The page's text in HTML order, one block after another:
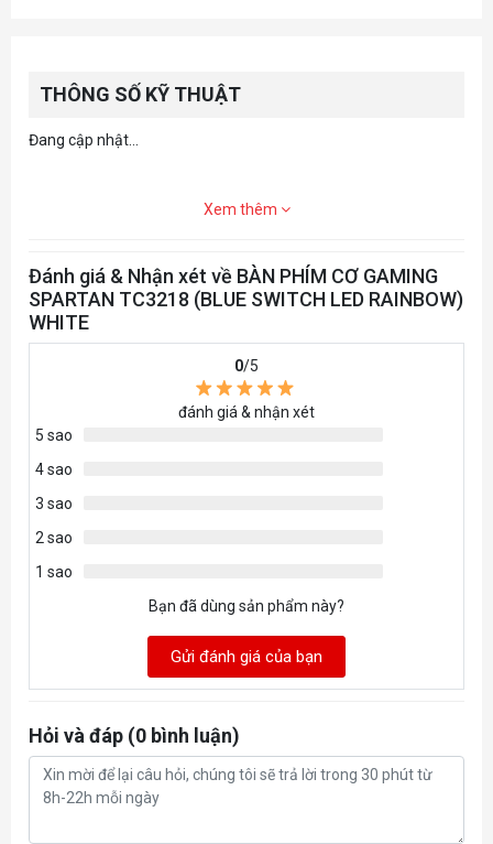
THÔNG SỐ KỸ THUẬT
Đang cập nhật...
Xem thêm
Đánh giá & Nhận xét về BÀN PHÍM CƠ GAMING
SPARTAN TC3218 (BLUE SWITCH LED RAINBOW)
WHITE
0/5
đánh giá & nhận xét
5 sao
4 sao
3 sao
2 sao
1 sao
Bạn đã dùng sản phẩm này?
Gửi đánh giá của bạn
Hỏi và đáp (0 bình luận)